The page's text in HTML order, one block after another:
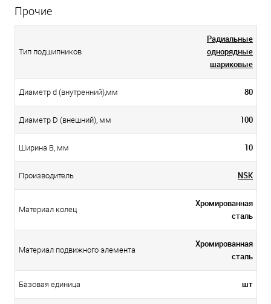
Прочие
Тип подшипников
Радиальные
однорядные
шариковые
Диаметр d (внутренний),мм 80
Диаметр D (внешний), мм 100
Ширина B, мм 10
Производитель NSK
Материал колец
Хромированная
сталь
Материал подвижного элемента
Хромированная
сталь
Базовая единица шт